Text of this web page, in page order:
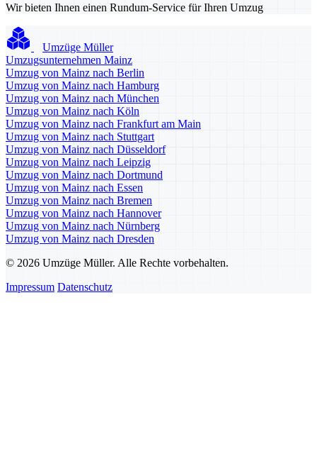
Wir bieten Ihnen einen Rundum-Service für Ihren Umzug
Umzüge Müller
Umzugsunternehmen Mainz
Umzug von Mainz nach Berlin
Umzug von Mainz nach Hamburg
Umzug von Mainz nach München
Umzug von Mainz nach Köln
Umzug von Mainz nach Frankfurt am Main
Umzug von Mainz nach Stuttgart
Umzug von Mainz nach Düsseldorf
Umzug von Mainz nach Leipzig
Umzug von Mainz nach Dortmund
Umzug von Mainz nach Essen
Umzug von Mainz nach Bremen
Umzug von Mainz nach Hannover
Umzug von Mainz nach Nürnberg
Umzug von Mainz nach Dresden
© 2026 Umzüge Müller. Alle Rechte vorbehalten.
Impressum Datenschutz